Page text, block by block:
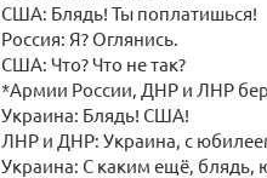
США: Блядь! Ты поплатишься!
Россия: Я? Оглянись.
США: Что? Что не так?
*Армии России, ДНР и ЛНР
Украина: Блядь! США!
ЛНР и ДНР: Украина, с
Украина: С каким ещё, блядь,